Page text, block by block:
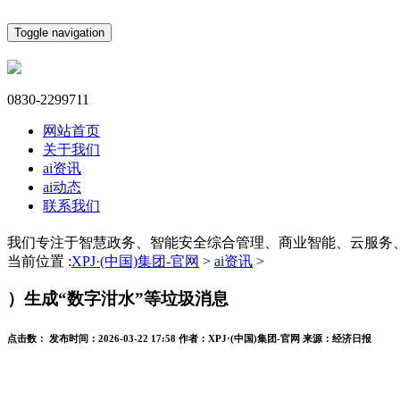
Toggle navigation
0830-2299711
网站首页
关于我们
ai资讯
ai动态
联系我们
我们专注于智慧政务、智能安全综合管理、商业智能、云服务
当前位置 :XPJ·(中国)集团-官网 > ai资讯 >
）生成“数字泔水”等垃圾消息
点击数： 发布时间： 2026-03-22 17:58 作者： XPJ·(中国)集团-官网 来源： 经济日报